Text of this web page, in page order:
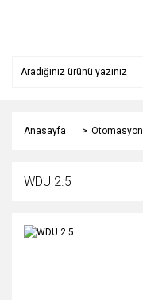
Anasayfa Otomasyon
WDU 2.5